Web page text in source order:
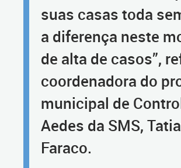
suas casas toda
a diferença neste
de alta de casos”,
coordenadora do
municipal de
Aedes da SMS,
Faraco.